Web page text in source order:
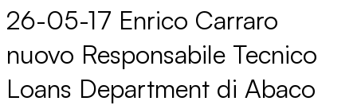
26-05-17 Enrico Carraro
nuovo Responsabile Tecnico
Loans Department di Abaco